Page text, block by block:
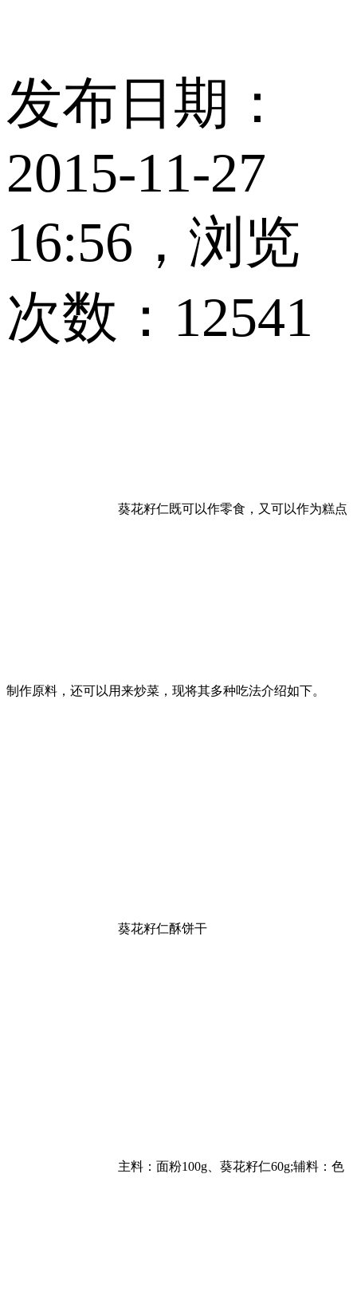
发布日期：
2015-11-27
16:56，浏览
次数：12541
葵花籽仁既可以作零食，又可以作为糕点
制作原料，还可以用来炒菜，现将其多种吃法介绍如下。
葵花籽仁酥饼干
主料：面粉100g、葵花籽仁60g;辅料：色